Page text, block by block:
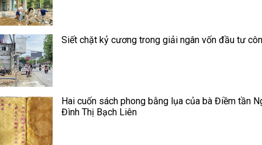
Siết chặt kỷ cương trong giải ngân vốn đầu tư
Hai cuốn sách phong bằng lụa của bà Điềm tần
Đình Thị Bạch Liên